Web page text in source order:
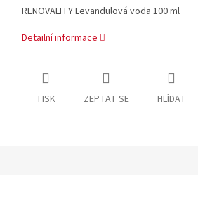
RENOVALITY Levandulová voda 100 ml
Detailní informace
TISK ZEPTAT SE HLÍDAT